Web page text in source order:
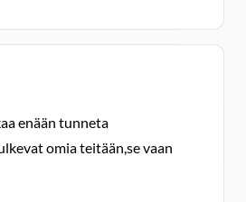
enään tunneta
omia teitään,se vaan